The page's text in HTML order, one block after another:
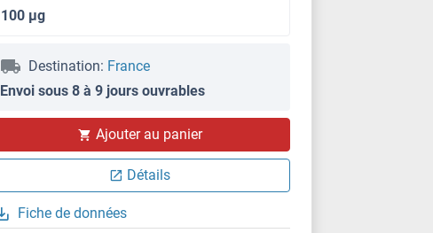
100 μg
Destination: France
Envoi sous 8 à 9 jours ouvrables
Ajouter au panier
Détails
Fiche de données